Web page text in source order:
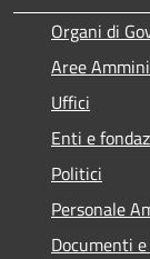
Organi di
Aree
Uffici
Enti e
Politici
Personale
Documenti